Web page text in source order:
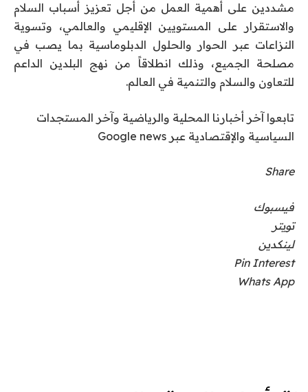
مشددين على أهمية العمل من أجل تعزيز أسباب السلام
والاستقرار على المستويين الإقليمي والعالمي، وتسوية
النزاعات عبر الحوار والحلول الدبلوماسية بما يصب في
مصلحة الجميع، وذلك انطلاقاً من نهج البلدين الداعم
للتعاون والسلام والتنمية في العالم.
تابعوا آخر أخبارنا المحلية والرياضية وآخر المستجدات
السياسية والإقتصادية عبر Google news
Share
فيسبوك
تويتر
لينكدين
Pin Interest
Whats App